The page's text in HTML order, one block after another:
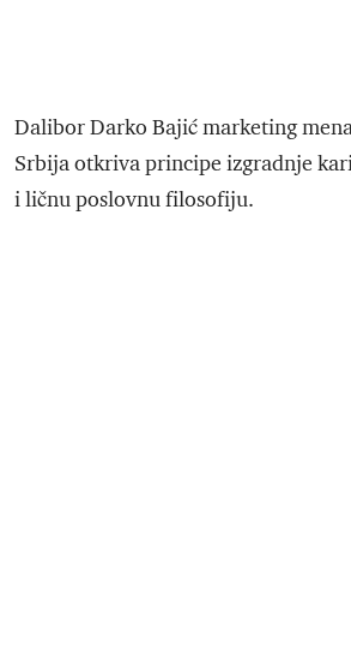
Dalibor Darko Bajić marketing
Srbija otkriva principe izgradnje
i ličnu poslovnu filosofiju.